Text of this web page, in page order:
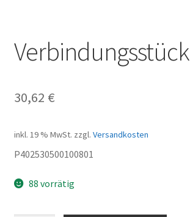
Verbindungsstück
30,62 €
inkl. 19 % MwSt. zzgl. Versandkosten
P402530500100801
88 vorrätig